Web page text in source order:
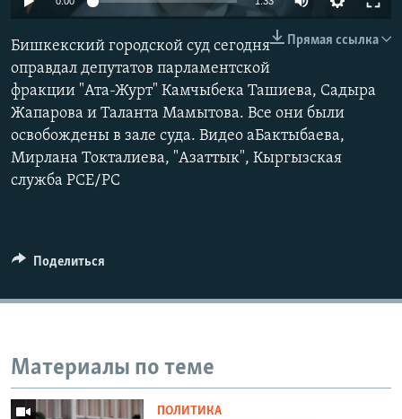
Прямая ссылка
Бишкекский городской суд сегодня
оправдал депутатов парламентской
фракции "Ата-Журт" Камчыбека Ташиева, Садыра
Жапарова и Таланта Мамытова. Все они были
освобождены в зале суда. Видео аБактыбаева,
Мирлана Токталиева, "Азаттык", Кыргызская
служба РСЕ/РС
Поделиться
Материалы по теме
ПОЛИТИКА